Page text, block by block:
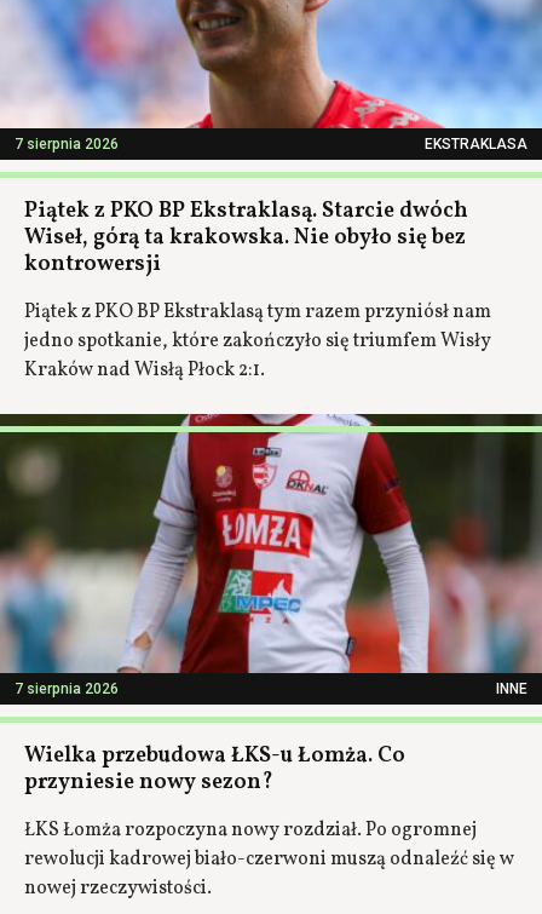
7 sierpnia 2026 EKSTRAKLASA
Piątek z PKO BP Ekstraklasą. Starcie dwóch
Wiseł, górą ta krakowska. Nie obyło się bez
kontrowersji
Piątek z PKO BP Ekstraklasą tym razem przyniósł nam
jedno spotkanie, które zakończyło się triumfem Wisły
Kraków nad Wisłą Płock 2:1.
7 sierpnia 2026 INNE
Wielka przebudowa ŁKS-u Łomża. Co
przyniesie nowy sezon?
ŁKS Łomża rozpoczyna nowy rozdział. Po ogromnej
rewolucji kadrowej biało-czerwoni muszą odnaleźć się w
nowej rzeczywistości.